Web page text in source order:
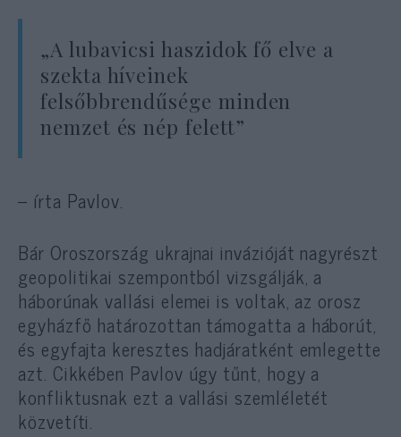
„A lubavicsi haszidok fő elve a
szekta híveinek
felsőbbrendűsége minden
nemzet és nép felett”
– írta Pavlov.
Bár Oroszország ukrajnai invázióját nagyrészt
geopolitikai szempontból vizsgálják, a
háborúnak vallási elemei is voltak, az orosz
egyházfő határozottan támogatta a háborút,
és egyfajta keresztes hadjáratként emlegette
azt. Cikkében Pavlov úgy tűnt, hogy a
konfliktusnak ezt a vallási szemléletét
közvetíti.